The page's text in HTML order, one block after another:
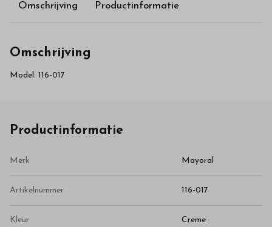
Omschrijving Productinformatie
Omschrijving
Model: 116-017
Productinformatie
Merk Mayoral
Artikelnummer 116-017
Kleur Creme